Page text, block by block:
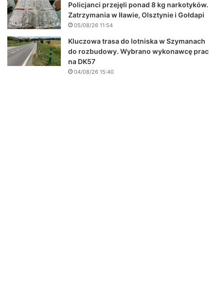
Policjanci przejęli ponad 8 kg narkotyków.
Zatrzymania w Iławie, Olsztynie i Gołdapi
05/08/26 11:54
Kluczowa trasa do lotniska w Szymanach
do rozbudowy. Wybrano wykonawcę prac
na DK57
04/08/26 15:40